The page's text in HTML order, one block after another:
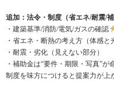
追加：法令・制度（省エネ/耐震/
・建築基準/消防/電気/ガスの確認
・省エネ・断熱の考え方（体感と
・耐震・劣化（見えない部分）
・補助金は“要件・期限・写真”が
制度を味方につけると提案力が上